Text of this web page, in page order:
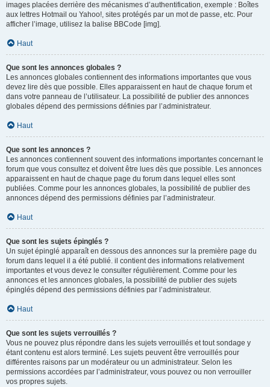
images placées derrière des mécanismes d’authentification, exemple : Boîtes
aux lettres Hotmail ou Yahoo!, sites protégés par un mot de passe, etc. Pour
afficher l’image, utilisez la balise BBCode [img].
Haut
Que sont les annonces globales ?
Les annonces globales contiennent des informations importantes que vous
devez lire dès que possible. Elles apparaissent en haut de chaque forum et
dans votre panneau de l’utilisateur. La possibilité de publier des annonces
globales dépend des permissions définies par l’administrateur.
Haut
Que sont les annonces ?
Les annonces contiennent souvent des informations importantes concernant le
forum que vous consultez et doivent être lues dès que possible. Les annonces
apparaissent en haut de chaque page du forum dans lequel elles sont
publiées. Comme pour les annonces globales, la possibilité de publier des
annonces dépend des permissions définies par l’administrateur.
Haut
Que sont les sujets épinglés ?
Un sujet épinglé apparaît en dessous des annonces sur la première page du
forum dans lequel il a été publié. il contient des informations relativement
importantes et vous devez le consulter régulièrement. Comme pour les
annonces et les annonces globales, la possibilité de publier des sujets
épinglés dépend des permissions définies par l’administrateur.
Haut
Que sont les sujets verrouillés ?
Vous ne pouvez plus répondre dans les sujets verrouillés et tout sondage y
étant contenu est alors terminé. Les sujets peuvent être verrouillés pour
différentes raisons par un modérateur ou un administrateur. Selon les
permissions accordées par l’administrateur, vous pouvez ou non verrouiller
vos propres sujets.